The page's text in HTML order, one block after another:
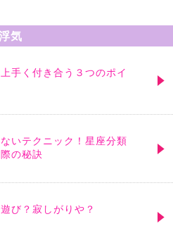
気
手く付き合う３つのポイ
いテクニック！星座分類
の秘訣
び？寂しがりや？